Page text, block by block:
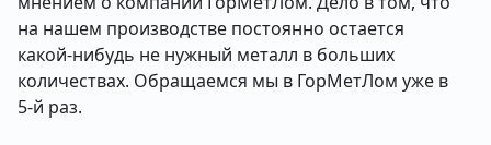
на нашем производстве постоянно остается
какой-нибудь не нужный металл в больших
количествах. Обращаемся мы в ГорМетЛом уже в
5-й раз.